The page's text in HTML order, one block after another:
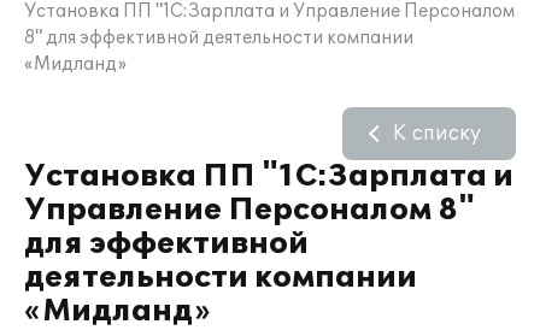
Установка ПП "1С:Зарплата и Управление Персоналом
8" для эффективной деятельности компании
«Мидланд»
Установка ПП "1С:Зарплата и
Управление Персоналом 8"
для эффективной
деятельности компании
«Мидланд»
К списку